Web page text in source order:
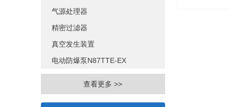
气源处理器
精密过滤器
真空发生装置
电动防爆泵N87TTE-EX
查看更多 >>